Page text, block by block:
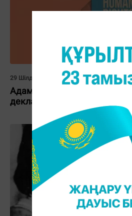
29 Шілде 2019, 13:26
Адам құқықтарының
декларациясы